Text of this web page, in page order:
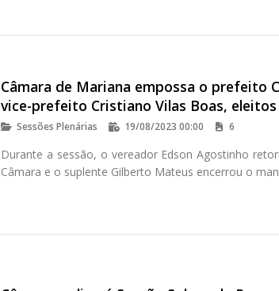
Câmara de Mariana empossa o prefeito
vice-prefeito Cristiano Vilas Boas, eleitos
Sessões Plenárias 19/08/2023 00:00 6
Durante a sessão, o vereador Edson Agostinho
Câmara e o suplente Gilberto Mateus encerrou o